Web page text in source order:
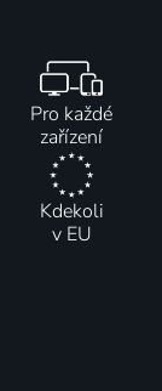
Pro každé
zařízení
Kdekoli
v EU